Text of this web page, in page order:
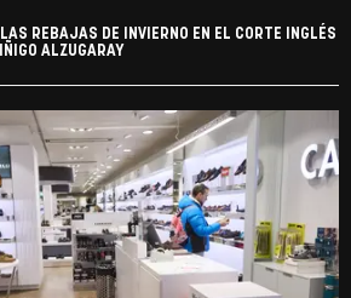
REBAJAS DE INVIERNO EN EL CORTE INGLÉS
ALZUGARAY